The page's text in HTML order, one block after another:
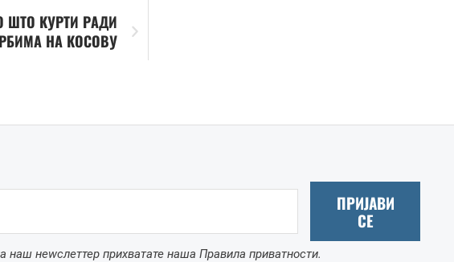
ШТО КУРТИ РАДИ
НА КОСОВУ
ПРИЈАВИ
СЕ
наш неwслеттер прихватате наша Правила приватности.